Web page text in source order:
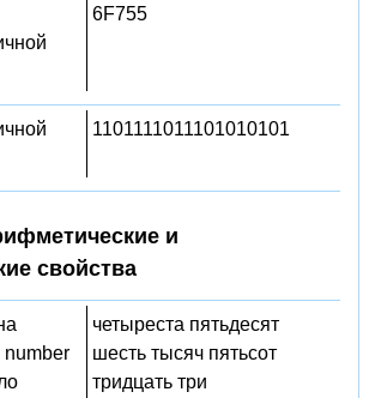
6F755
1101111011101010101
и
свойства
number
четыреста пятьдесят
шесть тысяч пятьсот
тридцать три